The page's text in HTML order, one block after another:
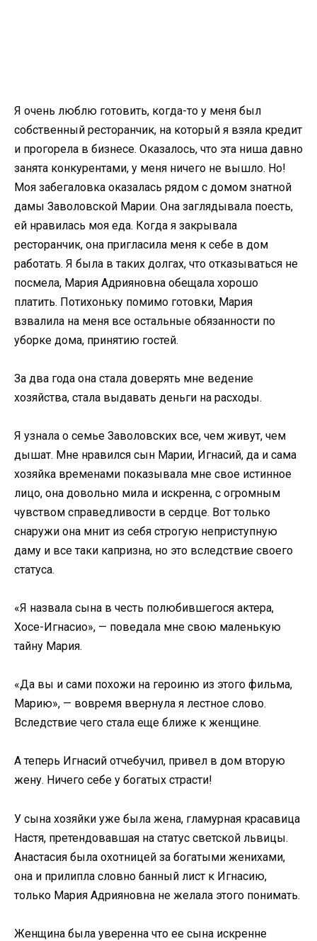
Я очень люблю готовить, когда-то у меня был
собственный ресторанчик, на который я взяла кредит
и прогорела в бизнесе. Оказалось, что эта ниша давно
занята конкурентами, у меня ничего не вышло. Но!
Моя забегаловка оказалась рядом с домом знатной
дамы Заволовской Марии. Она заглядывала поесть,
ей нравилась моя еда. Когда я закрывала
ресторанчик, она пригласила меня к себе в дом
работать. Я была в таких долгах, что отказываться не
посмела, Мария Адрияновна обещала хорошо
платить. Потихоньку помимо готовки, Мария
взвалила на меня все остальные обязанности по
уборке дома, принятию гостей.
За два года она стала доверять мне ведение
хозяйства, стала выдавать деньги на расходы.
Я узнала о семье Заволовских все, чем живут, чем
дышат. Мне нравился сын Марии, Игнасий, да и сама
хозяйка временами показывала мне свое истинное
лицо, она довольно мила и искренна, с огромным
чувством справедливости в сердце. Вот только
снаружи она мнит из себя строгую неприступную
даму и все таки капризна, но это вследствие своего
статуса.
«Я назвала сына в честь полюбившегося актера,
Хосе-Игнасио», — поведала мне свою маленькую
тайну Мария.
«Да вы и сами похожи на героиню из этого фильма,
Марию», — вовремя ввернула я лестное слово.
Вследствие чего стала еще ближе к женщине.
А теперь Игнасий отчебучил, привел в дом вторую
жену. Ничего себе у богатых страсти!
У сына хозяйки уже была жена, гламурная красавица
Настя, претендовавшая на статус светской львицы.
Анастасия была охотницей за богатыми женихами,
она и прилипла словно банный лист к Игнасию,
только Мария Адрияновна не желала этого понимать.
Женщина была уверенна что ее сына искренне